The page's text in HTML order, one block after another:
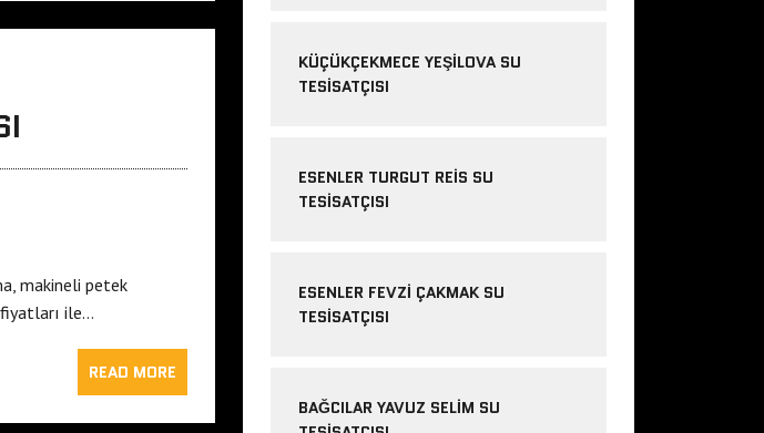
makineli petek
ile…
READ MORE
KÜÇÜKÇEKMECE YEŞILOVA SU
TESISATÇISI
ESENLER TURGUT REIS SU
TESISATÇISI
ESENLER FEVZI ÇAKMAK SU
TESISATÇISI
BAĞCILAR YAVUZ SELIM SU